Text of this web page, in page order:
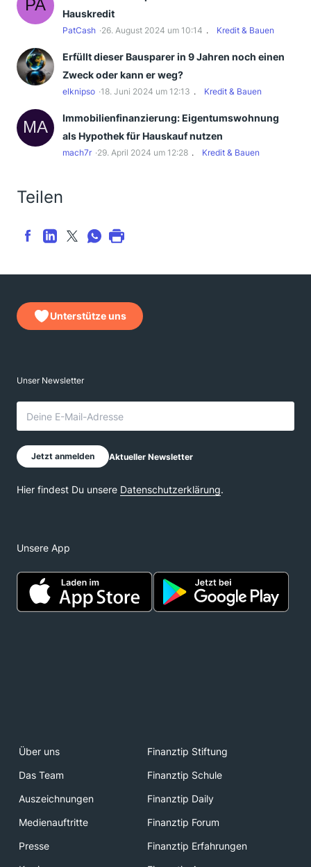
Hauskredit
PatCash 26. August 2024 um 10:14 Kredit & Bauen
Erfüllt dieser Bausparer in 9 Jahren noch einen
Zweck oder kann er weg?
elknipso 18. Juni 2024 um 12:13 Kredit & Bauen
Immobilienfinanzierung: Eigentumswohnung
als Hypothek für Hauskauf nutzen
mach7r 29. April 2024 um 12:28 Kredit & Bauen
Teilen
Unterstütze uns
Unsere App
Über uns
Finanztip Stiftung
Das Team
Finanztip Schule
Auszeichnungen
Finanztip Daily
Medienauftritte
Finanztip Forum
Presse
Finanztip Erfahrungen